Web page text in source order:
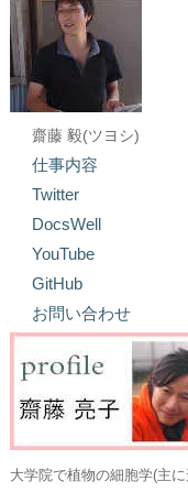
齋藤 毅(ツヨシ)
仕事内容
Twitter
DocsWell
YouTube
GitHub
お問い合わせ
大学院で植物の細胞学(主